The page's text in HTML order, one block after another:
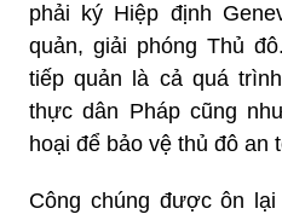
phải ký Hiệp định
quản, giải phóng Thủ
tiếp quản là cả quá
thực dân Pháp cũng
hoại để bảo vệ thủ đô an
Công chúng được ôn